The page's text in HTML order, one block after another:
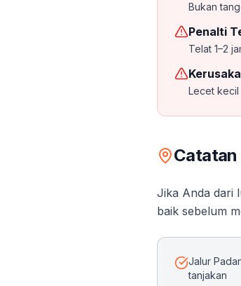
Bukan
Penalti
Telat 1–2
Lecet kecil
Catatan
Jika Anda dari
baik sebelum
Jalur
tanjakan